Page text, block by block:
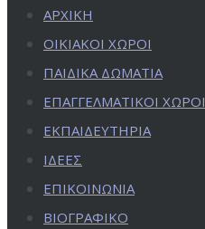
ΑΡΧΙΚΗ
ΟΙΚΙΑΚΟΙ ΧΩΡΟΙ
ΠΑΙΔΙΚΑ ΔΩΜΑΤΙΑ
ΕΠΑΓΓΕΛΜΑΤΙΚΟΙ ΧΩΡΟΙ
ΕΚΠΑΙΔΕΥΤΗΡΙΑ
ΙΔΕΕΣ
ΕΠΙΚΟΙΝΩΝΙΑ
ΒΙΟΓΡΑΦΙΚΟ